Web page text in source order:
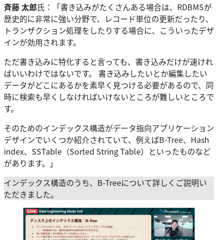
斉藤 太郎氏：「書き込みがたくさんある場合は、RDBMSが
歴史的に非常に強い分野で、レコード単位の更新だったり、
トランザクション処理をしたりする場合に、こういったデザ
インが効用されます。
ただ書き込みに特化すると言っても、書き込みだけが速けれ
ばいいわけではないです。 書き込みしたいとか編集したい
データがどこにあるかを素早く見つける必要があるので、同
時に検索も早くしなければいけないところが難しいところで
す。
そのためのインデックス構造がデータ指向アプリケーション
デザインでいくつか紹介されていて、例えばB-Tree、Hash
index、SSTable（Sorted String Table）といったものなど
があります。」
インデックス構造のうち、B-Treeについて詳しくご説明い
ただきました。